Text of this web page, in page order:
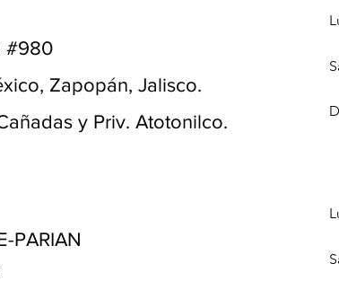
#980
Zapopán, Jalisco.
y Priv. Atotonilco.
PARIAN